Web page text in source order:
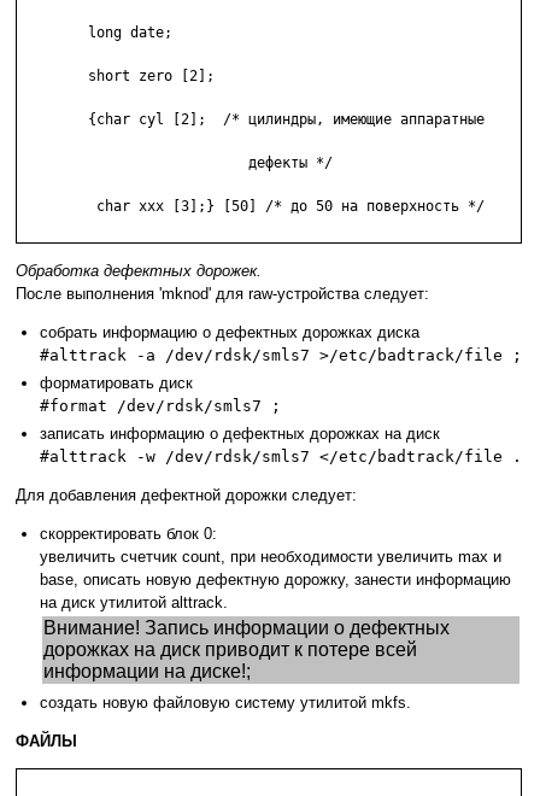
        long date;
        short zero [2];
        {char cyl [2];  /* цилиндры, имеющие аппаратные
                           дефекты */
         char xxx [3];} [50] /* до 50 на поверхность */
Oбработка дефектных дорожек.
После выполнения 'mknod' для raw-устройства следует:
собрать информацию о дефектных дорожках диска
#alttrack -a /dev/rdsk/smls7 >/etc/badtrack/file ;
форматировать диск
#format /dev/rdsk/smls7 ;
записать информацию о дефектных дорожках на диск
#alttrack -w /dev/rdsk/smls7 </etc/badtrack/file .
Для добавления дефектной дорожки следует:
скорректировать блок 0:
увеличить счетчик count, при необходимости увеличить max и
base, описать новую дефектную дорожку, занести информацию
на диск утилитой alttrack.
Внимание! Запись информации о дефектных
дорожках на диск приводит к потере всей
информации на диске!;
создать новую файловую систему утилитой mkfs.
ФАЙЛЫ